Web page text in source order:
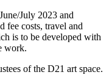
July 2023 and
fee cos­ts, tra­vel and
is to be deve­lo­ped with
work.
of the D21 art space.